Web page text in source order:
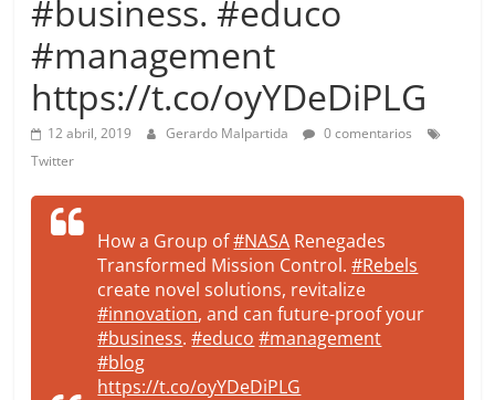
#business. #educo
#management
https://t.co/oyYDeDiPLG
12 abril, 2019 Gerardo Malpartida
0 comentarios
Twitter
How a Group of#NASA Renegades
Transformed Mission Control.#Rebels
create novel solutions, revitalize
#innovation, and can future-proof your
#business.#educo #management
#blog
https://t.co/oyYDeDiPLG